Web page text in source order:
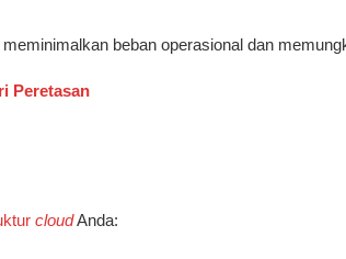
beban operasional dan
Peretasan
cloudAnda: